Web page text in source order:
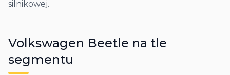
silnikowej.
Volkswagen Beetle na tle
segmentu